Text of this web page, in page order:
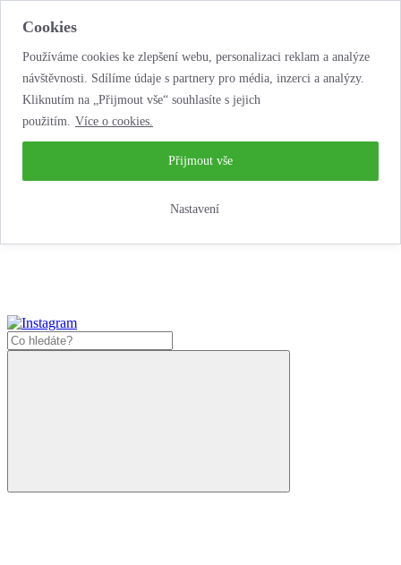
Cookies
Používáme cookies ke zlepšení webu, personalizaci reklam a analýze
návštěvnosti. Sdílíme údaje s partnery pro média, inzerci a analýzy.
Kliknutím na „Přijmout vše“ souhlasíte s jejich
použitím. Více o cookies.
Nastavení
Přijmout vše
...neobyčejná jízda životem!